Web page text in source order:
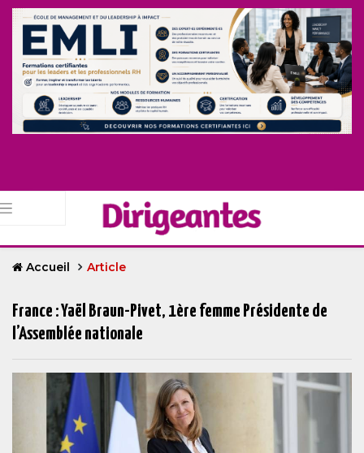
Accueil Article
France : Yaël Braun-Pivet, 1ère femme Présidente de
l’Assemblée nationale